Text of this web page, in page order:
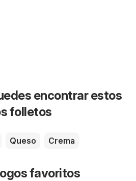
encontrar estos
folletos
Queso Crema
favoritos